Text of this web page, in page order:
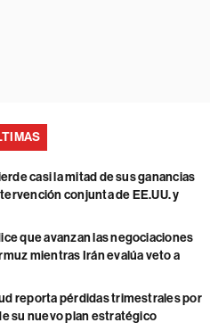
casi la mitad de sus ganancias
conjunta de EE.UU. y
que avanzan las negociaciones
mientras Irán evalúa veto a
reporta pérdidas trimestrales por
su nuevo plan estratégico